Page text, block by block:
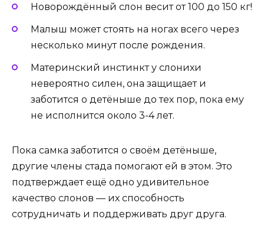
Новорождённый слон весит от 100 до 150 кг!
Малыш может стоять на ногах всего через
несколько минут после рождения.
Материнский инстинкт у слонихи
невероятно силен, она защищает и
заботится о детёныше до тех пор, пока ему
не исполнится около 3-4 лет.
Пока самка заботится о своём детёныше,
другие члены стада помогают ей в этом. Это
подтверждает ещё одно удивительное
качество слонов — их способность
сотрудничать и поддерживать друг друга.